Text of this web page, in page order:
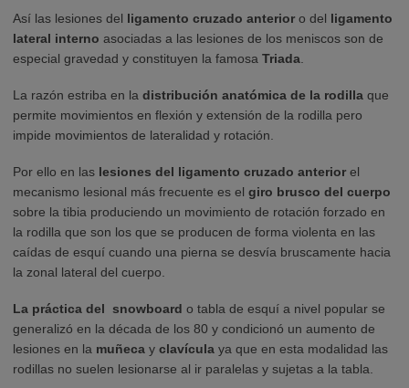
Así las lesiones del ligamento cruzado anterior o del ligamento
lateral interno asociadas a las lesiones de los meniscos son de
especial gravedad y constituyen la famosa Triada
La razón estriba en la distribución anatómica de la rodilla que
permite movimientos en flexión y extensión de la rodilla pero
impide movimientos de lateralidad y rotación.
Por ello en las lesiones del ligamento cruzado anterior el
mecanismo lesional más frecuente es el giro brusco del cuerpo
sobre la tibia produciendo un movimiento de rotación forzado en
la rodilla que son los que se producen de forma violenta en las
caídas de esquí cuando una pierna se desvía bruscamente hacia
la zonal lateral del cuerpo.
La práctica del snowboard o tabla de esquí a nivel popular se
generalizó en la década de los 80 y condicionó un aumento de
lesiones en la muñeca y clavícula ya que en esta modalidad las
rodillas no suelen lesionarse al ir paralelas y sujetas a la tabla.